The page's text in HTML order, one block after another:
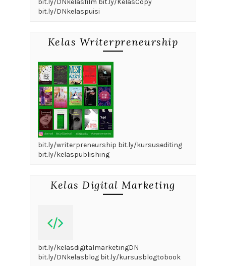
bit.ly/DNkelasfilm bit.ly/KelasCopy
bit.ly/DNkelaspuisi
Kelas Writerpreneurship
bit.ly/writerpreneurship bit.ly/kursusediting
bit.ly/kelaspublishing
Kelas Digital Marketing
bit.ly/kelasdigitalmarketingDN
bit.ly/DNkelasblog bit.ly/kursusblogtobook